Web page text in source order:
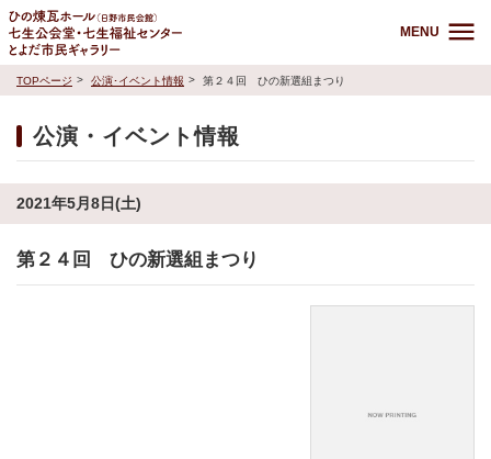
MENU
TOPページ 公演･イベント情報 第２４回 ひの新選組まつり
公演・イベント情報
2021年5月8日(土)
第２４回 ひの新選組まつり